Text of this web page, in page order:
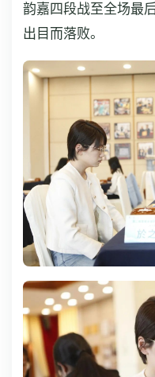
韵嘉四段战至全场最
出目而落败。